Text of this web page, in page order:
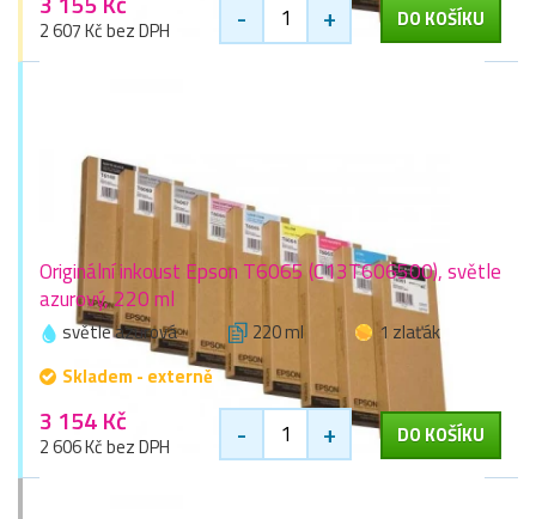
2 607 Kč bez DPH - + DO KOŠÍKU
Originální inkoust Epson T6065 (C13T606500), světle
azurový, 220 ml
světle azurová 220 ml
1 zlaťák
Skladem - externě
3 154 Kč
2 606 Kč bez DPH - + DO KOŠÍKU